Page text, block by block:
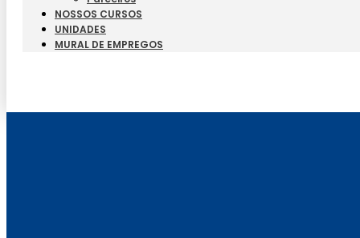
NOSSOS CURSOS
UNIDADES
MURAL DE EMPREGOS